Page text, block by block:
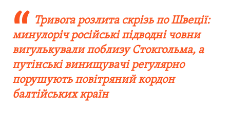
Тривога розлита скрізь по Швеції:
минулоріч російські підводні човни
вигулькували поблизу Стокгольма, а
путінські винищувачі регулярно
порушують повітряний кордон
балтійських країн